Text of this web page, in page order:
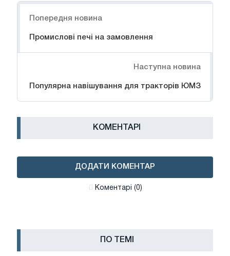
Попередня новина
Промислові печі на замовлення
Наступна новина
Популярна навішування для тракторів ЮМЗ
КОМЕНТАРІ
ДОДАТИ КОМЕНТАР
Коментарі (0)
ПО ТЕМІ